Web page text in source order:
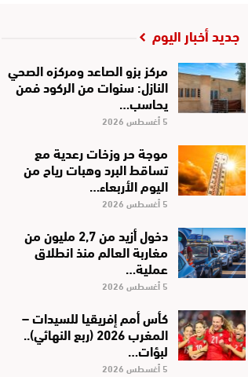
جديد أخبار اليوم
مركز بزو الصاعد ومركزه الصحي
النازل: سنوات من الركود فمن
يحاسب…
5 أغسطس 2026
موجة حر وزخات رعدية مع
تساقط البرد وهبات رياح من
اليوم الأربعاء…
5 أغسطس 2026
دخول أزيد من 2,7 مليون من
مغاربة العالم منذ انطلاق
عملية…
5 أغسطس 2026
كأس أمم إفريقيا للسيدات –
المغرب 2026 (ربع النهائي)..
لبؤات…
5 أغسطس 2026